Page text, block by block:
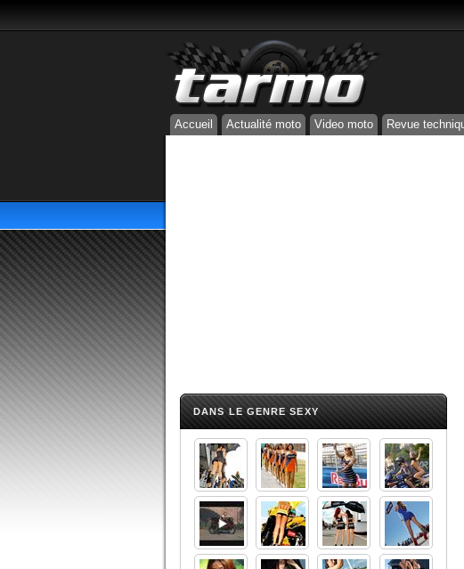
Accueil Actualité moto Video moto Revue
DANS LE GENRE SEXY